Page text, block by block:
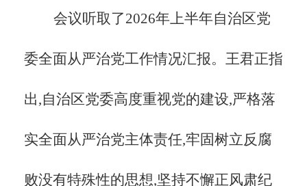
会议听取了2026年上半年自治区党
委全面从严治党工作情况汇报。王君正指
出,自治区党委高度重视党的建设,严格落
实全面从严治党主体责任,牢固树立反腐
败没有特殊性的思想,坚持不懈正风肃纪